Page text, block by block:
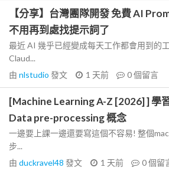
【分享】台灣團隊開發 免費 AI
不用再到處找提示詞了
最近 AI 幾乎已經變成每天工作都會用到的
Claud...
由 nlstudio 發文 1 天前 0個留言
[Machine Learning A-Z [2026] ] 學
Data pre-processing 概念
一邊要上課一邊還要寫這個不容易! 整個
步...
由 duckravel48 發文 1 天前 0個留